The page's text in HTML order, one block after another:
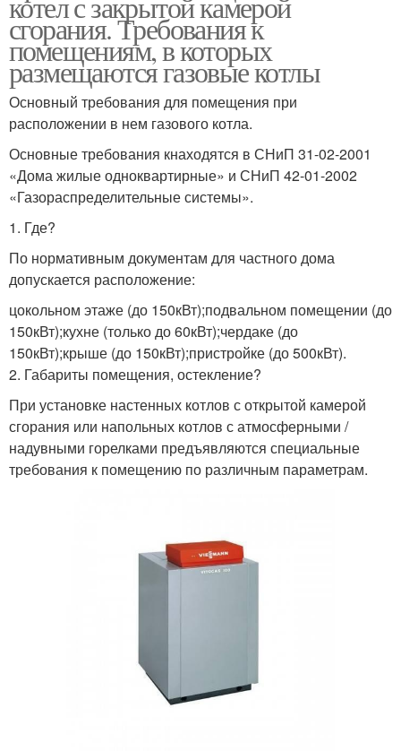
сгорания. Требования к
помещениям, в которых
размещаются газовые котлы
Основный требования для помещения при
расположении в нем газового котла.
Основные требования кнаходятся в СНиП 31-02-2001
«Дома жилые одноквартирные» и СНиП 42-01-2002
«Газораспределительные системы».
1. Где?
По нормативным документам для частного дома
допускается расположение:
цокольном этаже (до 150кВт);подвальном помещении (до
150кВт);кухне (только до 60кВт);чердаке (до
150кВт);крыше (до 150кВт);пристройке (до 500кВт).
2. Габариты помещения, остекление?
При установке настенных котлов с открытой камерой
сгорания или напольных котлов с атмосферными /
надувными горелками предъявляются специальные
требования к помещению по различным параметрам.